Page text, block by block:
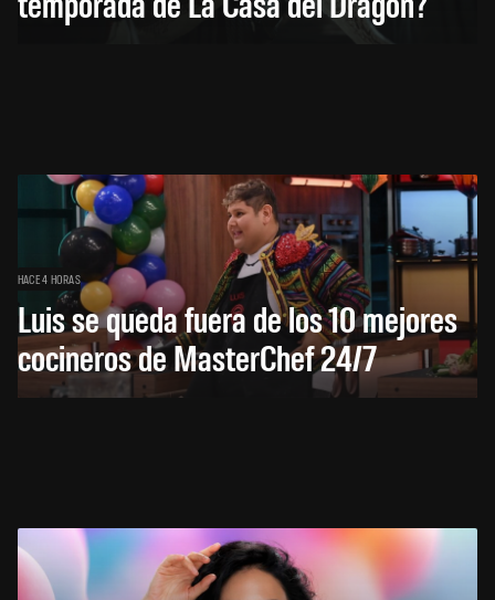
HACE 4 HORAS
Luis se queda fuera de los 10 mejores
cocineros de MasterChef 24/7